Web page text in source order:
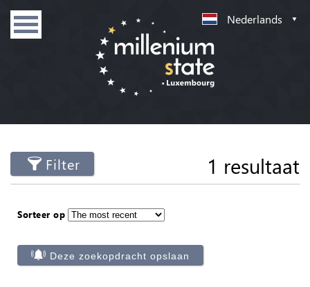
Nederlands
Filter 1 resultaat
Sorteer op
Deze zoekopdracht opslaan